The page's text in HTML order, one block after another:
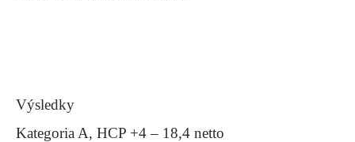
Výsledky
Kategoria A, HCP +4 – 18,4 netto